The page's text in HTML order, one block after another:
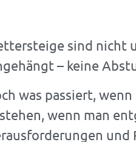
sind nicht
– keine
was passiert,
wenn man
und